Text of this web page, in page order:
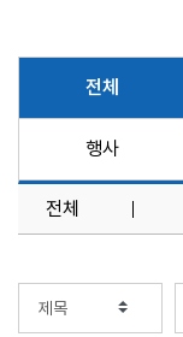
전체
행사
전체